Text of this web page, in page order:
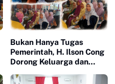
Bukan Hanya Tugas
Pemerintah, H. Ilson Cong
Dorong Keluarga dan
Perlindungan Perempuan